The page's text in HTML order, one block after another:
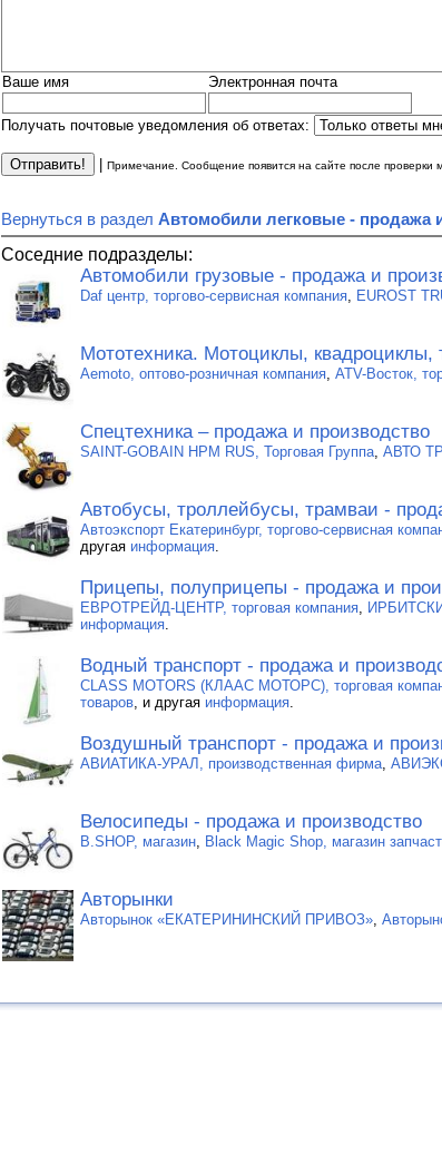
Ваше имя Электронная почта
Получать почтовые уведомления об ответах:
Примечание. Сообщение появится на сайте после проверки
Вернуться в раздел Автомобили легковые - продажа
Соседние подразделы:
Автомобили грузовые - продажа и
Daf центр, торгово-сервисная компания EUROST
Мототехника. Мотоциклы,
Aemoto, оптово-розничная компания ATV-Восток,
Спецтехника – продажа и производство
SAINT-GOBAIN HPM RUS, Торговая Группа АВТО
Автобусы, троллейбусы, трамваи -
Автоэкспорт Екатеринбург, торгово-сервисная
другая информация
Прицепы, полуприцепы - продажа и
ЕВРОТРЕЙД-ЦЕНТР, торговая компания
информация
Водный транспорт - продажа и
CLASS MOTORS (КЛААС МОТОРС), торговая
товаров , и другая информация
Воздушный транспорт - продажа и
АВИАТИКА-УРАЛ, производственная фирма
Велосипеды - продажа и производство
B.SHOP, магазин Black Magic Shop, магазин
Авторынки
Авторынок «ЕКАТЕРИНИНСКИЙ ПРИВОЗ»